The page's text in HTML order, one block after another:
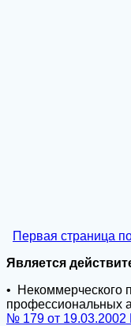
Первая страница
Является
• Некоммерческого
профессиональных
№ 179 от